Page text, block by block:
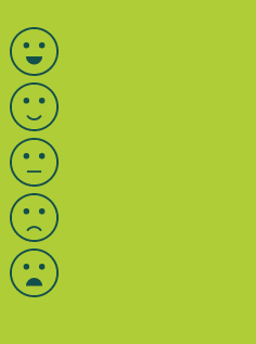
Bewertung auswählen